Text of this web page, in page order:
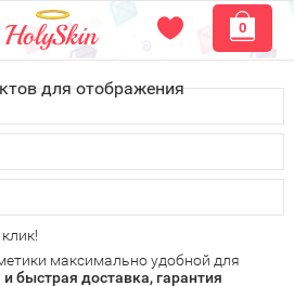
0
для отображения
по всем городам России.
курьером, Почтой России или
выдачи PickPoint или пункте
осуществляется ужена
получитьбесплатную
заказ любым удобным способом:
банк, Сбербанк) и другими
максимально удобной для
быстрая доставка, гарантия